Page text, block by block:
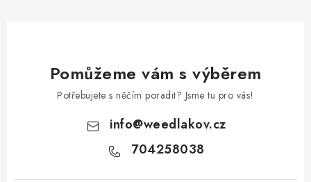
Pomůžeme vám s výběrem
Potřebujete s něčím poradit? Jsme tu pro vás!
info@weedlakov.cz
704258038